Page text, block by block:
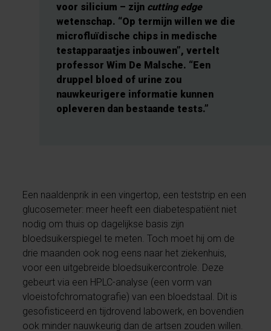
voor silicium – zijn cutting edge
wetenschap. “Op termijn willen we die
microfluïdische chips in medische
testapparaatjes inbouwen”, vertelt
professor Wim De Malsche. “Een
druppel bloed of urine zou
nauwkeurigere informatie kunnen
opleveren dan bestaande tests.”
Een naaldenprik in een vingertop, een teststrip en een
glucosemeter: meer heeft een diabetespatiënt niet
nodig om thuis op dagelijkse basis zijn
bloedsuikerspiegel te meten. Toch moet hij om de
drie maanden ook nog eens naar het ziekenhuis,
voor een uitgebreide bloedsuikercontrole. Deze
gebeurt via een HPLC-analyse (een vorm van
vloeistofchromatografie) van een bloedstaal. Dit is
gesofisticeerd en tijdrovend labowerk, en bovendien
ook minder nauwkeurig dan de artsen zouden willen.